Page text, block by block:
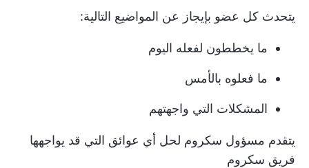
يتحدث كل عضو بإيجاز عن المواضيع التالية:
ما يخططون لفعله اليوم
ما فعلوه بالأمس
المشكلات التي واجهتهم
يتقدم مسؤول سكروم لحل أي عوائق التي قد يواجهها
فريق سكروم